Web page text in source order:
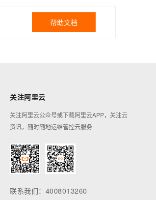
帮助文档